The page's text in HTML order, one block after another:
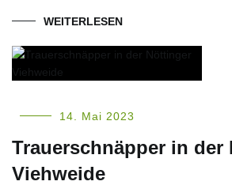
WEITERLESEN
14. Mai 2023
Trauerschnäpper in der
Viehweide